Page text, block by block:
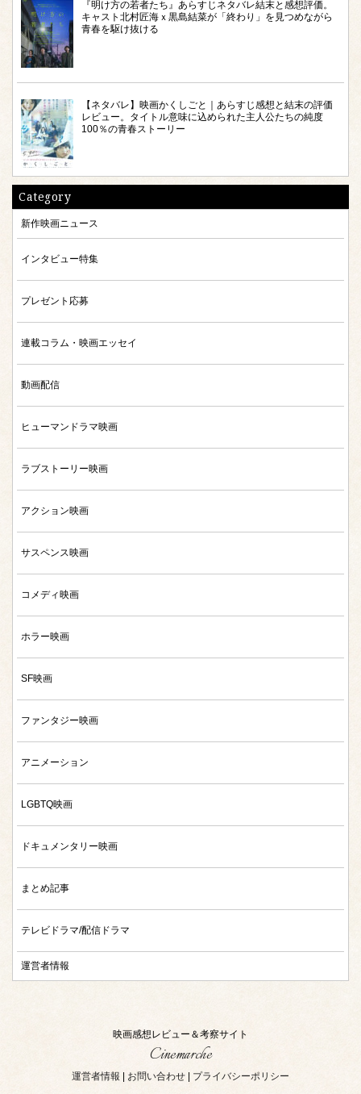
『明け方の若者たち』あらすじネタバレ結末と感想評価。
キャスト北村匠海ｘ黒島結菜が「終わり」を見つめながら
青春を駆け抜ける
【ネタバレ】映画かくしごと｜あらすじ感想と結末の評価
レビュー。タイトル意味に込められた主人公たちの純度
100％の青春ストーリー
Category
新作映画ニュース
インタビュー特集
プレゼント応募
連載コラム・映画エッセイ
動画配信
ヒューマンドラマ映画
ラブストーリー映画
アクション映画
サスペンス映画
コメディ映画
ホラー映画
SF映画
ファンタジー映画
アニメーション
LGBTQ映画
ドキュメンタリー映画
まとめ記事
テレビドラマ/配信ドラマ
運営者情報
映画感想レビュー＆考察サイト
Cinemarche
運営者情報 お問い合わせ プライバシーポリシー